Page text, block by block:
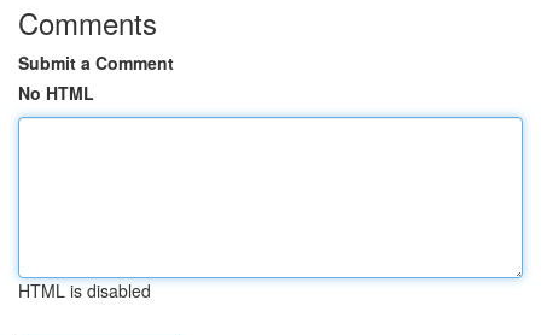
Comments
Submit a Comment
No HTML
HTML is disabled